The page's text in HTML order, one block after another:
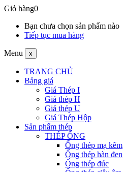
Giỏ hàng0
Bạn chưa chọn sản phẩm nào
Tiếp tục mua hàng
Menu x
TRANG CHỦ
Bảng giá
Giá Thép I
Giá thép H
Giá thép U
Giá Thép Hộp
Sản phẩm thép
THÉP ỐNG
Ống thép mạ kẽm
Ống thép hàn đen
Ống thép đúc